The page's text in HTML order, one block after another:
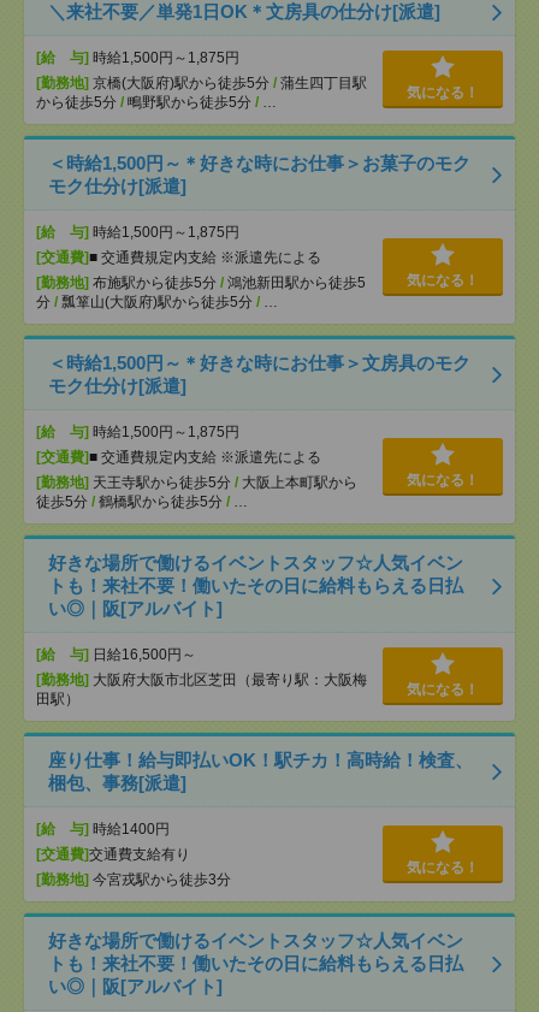
＼来社不要／単発1日OK＊文房具の仕分け[派遣]
[給 与] 時給1,500円～1,875円
[勤務地] 京橋(大阪府)駅から徒歩5分 / 蒲生四丁目駅
から徒歩5分 / 鴫野駅から徒歩5分 / …
気になる！
＜時給1,500円～＊好きな時にお仕事＞お菓子のモク
モク仕分け[派遣]
[給 与] 時給1,500円～1,875円
[交通費]■ 交通費規定内支給 ※派遣先による
[勤務地] 布施駅から徒歩5分 / 鴻池新田駅から徒歩5
分 / 瓢箪山(大阪府)駅から徒歩5分 / …
気になる！
＜時給1,500円～＊好きな時にお仕事＞文房具のモク
モク仕分け[派遣]
[給 与] 時給1,500円～1,875円
[交通費]■ 交通費規定内支給 ※派遣先による
[勤務地] 天王寺駅から徒歩5分 / 大阪上本町駅から
徒歩5分 / 鶴橋駅から徒歩5分 / …
気になる！
好きな場所で働けるイベントスタッフ☆人気イベン
トも！来社不要！働いたその日に給料もらえる日払
い◎｜阪[アルバイト]
[給 与] 日給16,500円～
[勤務地] 大阪府大阪市北区芝田（最寄り駅：大阪梅
田駅）
気になる！
座り仕事！給与即払いOK！駅チカ！高時給！検査、
梱包、事務[派遣]
[給 与] 時給1400円
[交通費]交通費支給有り
[勤務地] 今宮戎駅から徒歩3分
気になる！
好きな場所で働けるイベントスタッフ☆人気イベン
トも！来社不要！働いたその日に給料もらえる日払
い◎｜阪[アルバイト]